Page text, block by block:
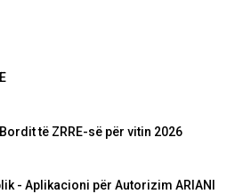
të ZRRE-së për vitin 2026
- Aplikacioni për Autorizim ARIANI